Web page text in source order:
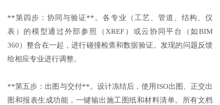
**第四步：协同与验证**。各专业（工艺、管道、结构、仪
表）的模型通过外部参照（XREF）或云协同平台（如BIM
360）整合在一起，进行碰撞检查和数据验证。发现的问题反馈
给相应专业进行调整。
**第五步：出图与交付**。设计冻结后，使用ISO出图、正交出
图和报表生成功能，一键输出施工图纸和材料清单。所有文档